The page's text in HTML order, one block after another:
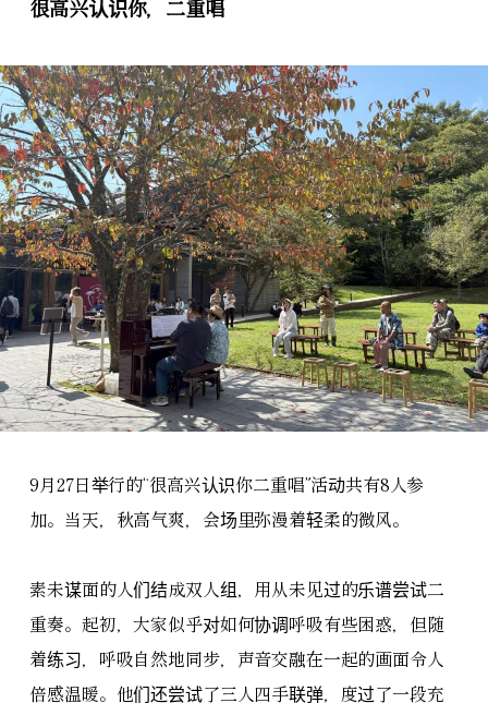
很高兴认识你，二重唱
9月27日举行的“很高兴认识你二重唱”活动共有8人参
加。当天，秋高气爽，会场里弥漫着轻柔的微风。
素未谋面的人们结成双人组，用从未见过的乐谱尝试二
重奏。起初，大家似乎对如何协调呼吸有些困惑，但随
着练习，呼吸自然地同步，声音交融在一起的画面令人
倍感温暖。他们还尝试了三人四手联弹，度过了一段充